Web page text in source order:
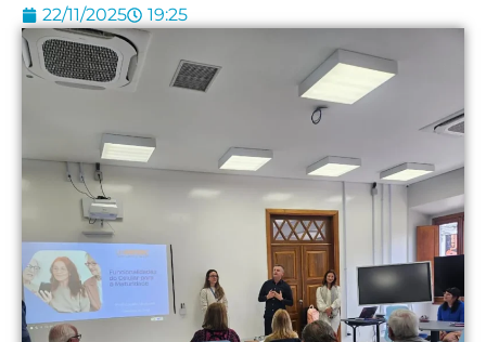
22/11/2025
19:25